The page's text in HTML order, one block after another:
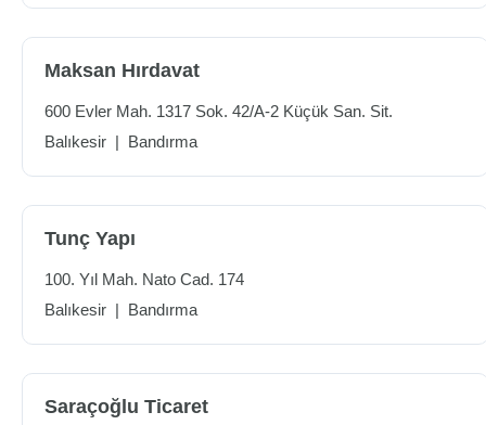
Maksan Hırdavat
600 Evler Mah. 1317 Sok. 42/A-2 Küçük San. Sit.
Balıkesir | Bandırma
Tunç Yapı
100. Yıl Mah. Nato Cad. 174
Balıkesir | Bandırma
Saraçoğlu Ticaret